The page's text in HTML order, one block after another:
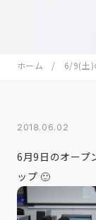
ホーム 6/9(土)
2018.06.02
6月9日のオープ
ップ 🙂